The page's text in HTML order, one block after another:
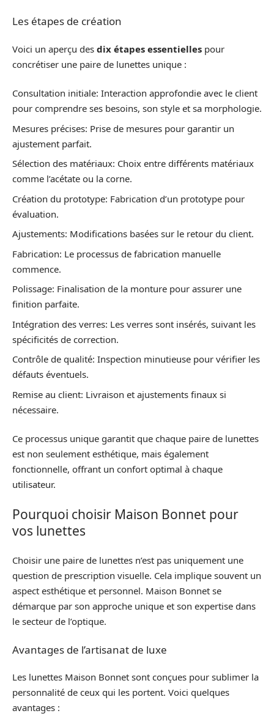
Les étapes de création
Voici un aperçu des dix étapes essentielles pour
concrétiser une paire de lunettes unique :
Consultation initiale: Interaction approfondie avec le client
pour comprendre ses besoins, son style et sa morphologie.
Mesures précises: Prise de mesures pour garantir un
ajustement parfait.
Sélection des matériaux: Choix entre différents matériaux
comme l’acétate ou la corne.
Création du prototype: Fabrication d’un prototype pour
évaluation.
Ajustements: Modifications basées sur le retour du client.
Fabrication: Le processus de fabrication manuelle
commence.
Polissage: Finalisation de la monture pour assurer une
finition parfaite.
Intégration des verres: Les verres sont insérés, suivant les
spécificités de correction.
Contrôle de qualité: Inspection minutieuse pour vérifier les
défauts éventuels.
Remise au client: Livraison et ajustements finaux si
nécessaire.
Ce processus unique garantit que chaque paire de lunettes
est non seulement esthétique, mais également
fonctionnelle, offrant un confort optimal à chaque
utilisateur.
Pourquoi choisir Maison Bonnet pour
vos lunettes
Choisir une paire de lunettes n’est pas uniquement une
question de prescription visuelle. Cela implique souvent un
aspect esthétique et personnel. Maison Bonnet se
démarque par son approche unique et son expertise dans
le secteur de l’optique.
Avantages de l’artisanat de luxe
Les lunettes Maison Bonnet sont conçues pour sublimer la
personnalité de ceux qui les portent. Voici quelques
avantages :